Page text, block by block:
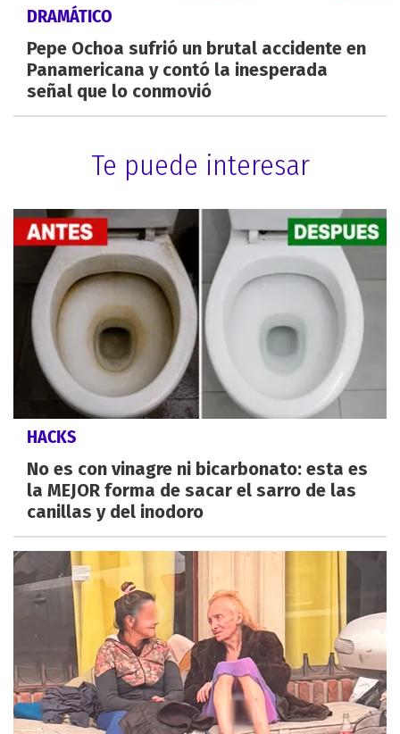
DRAMÁTICO
Pepe Ochoa sufrió un brutal accidente en
Panamericana y contó la inesperada
señal que lo conmovió
Te puede interesar
HACKS
No es con vinagre ni bicarbonato: esta es
la MEJOR forma de sacar el sarro de las
canillas y del inodoro